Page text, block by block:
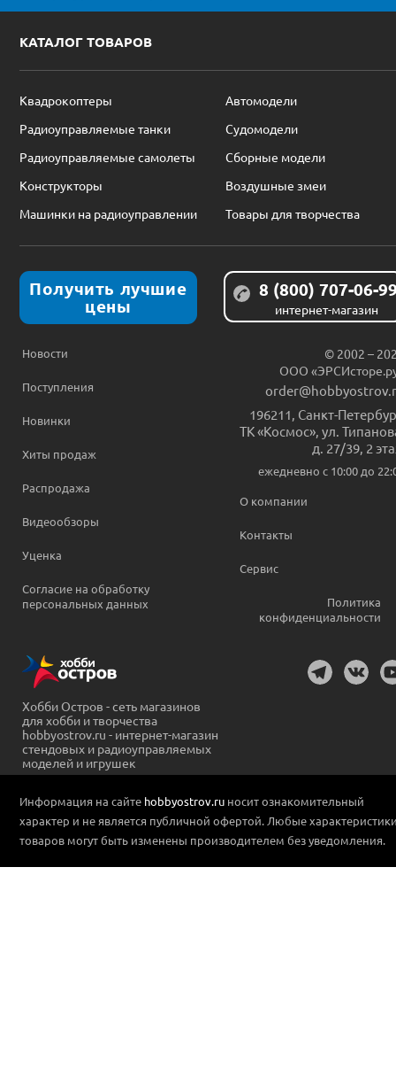
КАТАЛОГ ТОВАРОВ
Квадрокоптеры
Автомодели
Радиоуправляемые танки
Судомодели
Радиоуправляемые самолеты
Сборные модели
Конструкторы
Воздушные змеи
Машинки на радиоуправлении
Товары для творчества
Получить лучшие
цены
8 (800) 707-06-
интернет-магазин
Новости
Поступления
Новинки
Хиты продаж
Распродажа
Видеообзоры
Уценка
Согласие на обработку
персональных данных
© 2002 –
ООО
196211 Санкт-
ТК «Космос», ул.
д. 27/39, 2
ежедневно c 10:00 до
О компании
Контакты
Сервис
Политика
конфиденциальности
Хобби Остров - сеть магазинов
для хобби и творчества
hobbyostrov.ru - интернет-магазин
стендовых и радиоуправляемых
моделей и игрушек
Информация на сайте hobbyostrov.ru носит ознакомительный
характер и не является публичной офертой. Любые
товаров могут быть изменены производителем без уведомления.